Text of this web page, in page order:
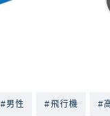
#男性 #飛行機 #